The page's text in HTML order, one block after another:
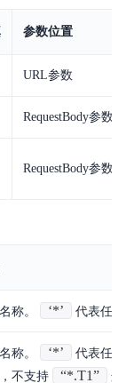
参数位置
URL参数
RequestBody参数
RequestBody参数
称。 ‘*’ 代表任
称。 ‘*’
代表任
不支持
“*.T1” 这